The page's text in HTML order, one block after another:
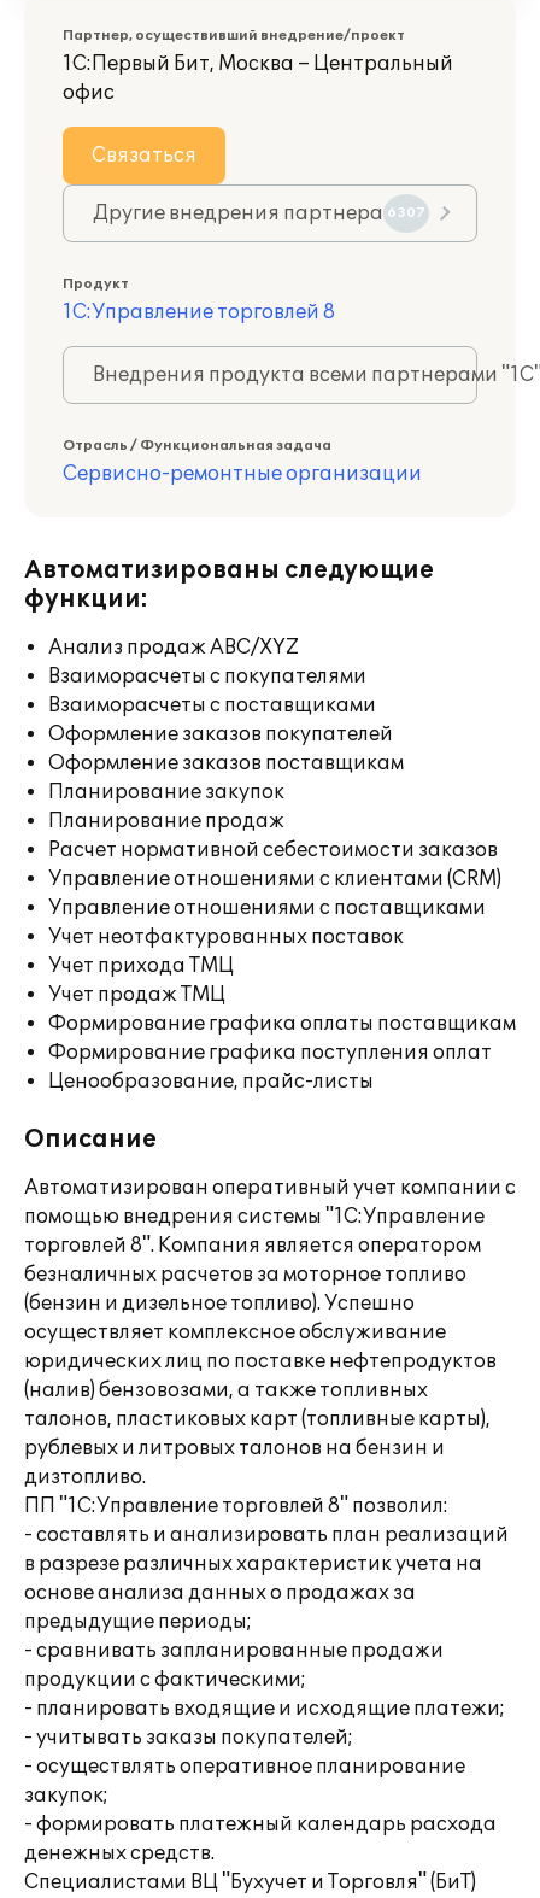
Партнер, осуществивший внедрение/проект
1С:Первый Бит, Москва – Центральный
офис
Связаться
Другие внедрения партнера 6307
Продукт
1С:Управление торговлей 8
Внедрения продукта всеми партнерами
Отрасль / Функциональная задача
Сервисно-ремонтные организации
Автоматизированы следующие
функции:
Анализ продаж ABC/XYZ
Взаиморасчеты с покупателями
Взаиморасчеты с поставщиками
Оформление заказов покупателей
Оформление заказов поставщикам
Планирование закупок
Планирование продаж
Расчет нормативной себестоимости заказов
Управление отношениями с клиентами (CRM)
Управление отношениями с поставщиками
Учет неотфактурованных поставок
Учет прихода ТМЦ
Учет продаж ТМЦ
Формирование графика оплаты поставщикам
Формирование графика поступления оплат
Ценообразование, прайс-листы
Описание
Автоматизирован оперативный учет компании с
помощью внедрения системы "1С:Управление
торговлей 8". Компания является оператором
безналичных расчетов за моторное топливо
(бензин и дизельное топливо). Успешно
осуществляет комплексное обслуживание
юридических лиц по поставке нефтепродуктов
(налив) бензовозами, а также топливных
талонов, пластиковых карт (топливные карты),
рублевых и литровых талонов на бензин и
дизтопливо.
ПП "1С:Управление торговлей 8" позволил:
- составлять и анализировать план реализаций
в разрезе различных характеристик учета на
основе анализа данных о продажах за
предыдущие периоды;
- сравнивать запланированные продажи
продукции с фактическими;
- планировать входящие и исходящие платежи;
- учитывать заказы покупателей;
- осуществлять оперативное планирование
закупок;
- формировать платежный календарь расхода
денежных средств.
Специалистами ВЦ "Бухучет и Торговля" (БиТ)